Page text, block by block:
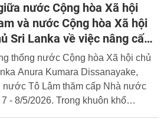
nước Cộng hòa Xã hội
và nước Cộng hòa Xã hội
Sri Lanka về việc nâng cấp
Toàn diện
thống nước Cộng hòa Xã hội chủ
Anura Kumara Dissanayake,
nước Tô Lâm thăm cấp Nhà nước
- 8/5/2026. Trong khuôn khổ